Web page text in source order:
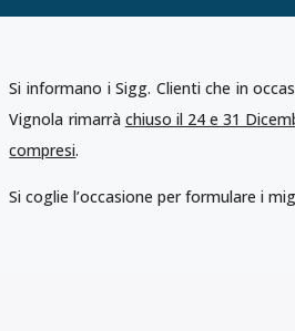
Si informano i Sigg. Clienti che in
Vignola rimarrà chiuso il 24 e 31
compresi.
Si coglie l’occasione per formulare i